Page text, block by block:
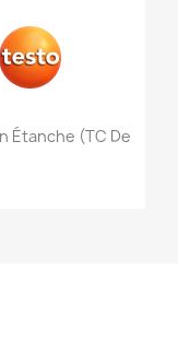
Étanche (TC De